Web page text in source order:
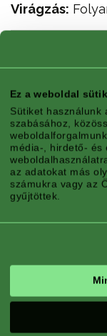
Ez a weboldal
Sütiket használunk
szabásához,
média-, hirdető- és
az adatokat más
számukra vagy az
gyűjtöttek.
Virágzás: